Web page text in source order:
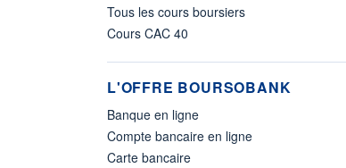
Tous les cours boursiers
Cours CAC 40
L'OFFRE BOURSOBANK
Banque en ligne
Compte bancaire en ligne
Carte bancaire